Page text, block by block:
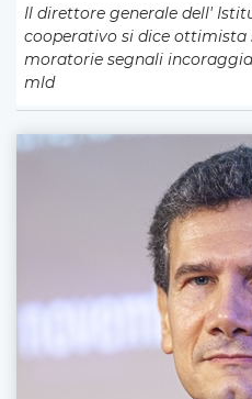
Il direttore generale dell'
cooperativo si dice ottimista
moratorie segnali
mld